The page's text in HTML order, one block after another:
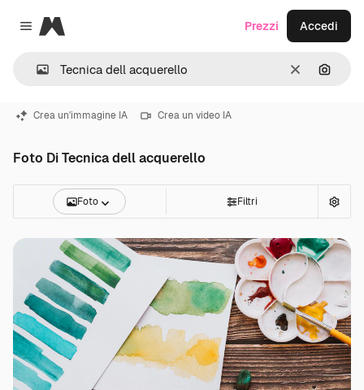
Close menu
Magnific
CancellaCerca
Prezzi Accedi
Crea un'immagine IA Crea un video IA
Foto Di Tecnica dell acquerello
Foto Filtri